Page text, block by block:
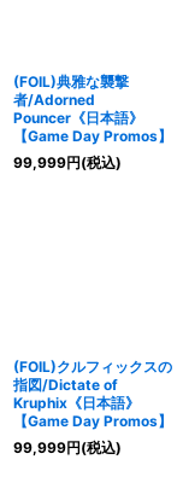
(FOIL)典雅な襲撃
者/Adorned
Pouncer《日本語》
【Game Day Promos】
99,999円(税込)
(FOIL)クルフィックスの
指図/Dictate of
Kruphix《日本語》
【Game Day Promos】
99,999円(税込)